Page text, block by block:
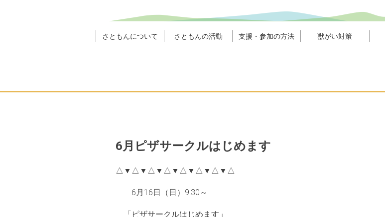
さともんについて さともんの活動 支援・参加の方法 獣がい対策
6月ピザサークルはじめます
△▼△▼△▼△▼△▼△▼△▼△
6月16日（日）9:30～
「ピザサークルはじめます」